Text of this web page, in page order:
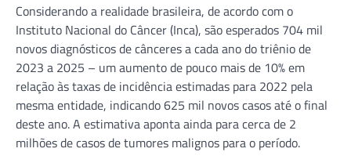
Considerando a realidade brasileira, de acordo com o
Instituto Nacional do Câncer (Inca), são esperados 704 mil
novos diagnósticos de cânceres a cada ano do triênio de
2023 a 2025 – um aumento de pouco mais de 10% em
relação às taxas de incidência estimadas para 2022 pela
mesma entidade, indicando 625 mil novos casos até o final
deste ano. A estimativa aponta ainda para cerca de 2
milhões de casos de tumores malignos para o período.